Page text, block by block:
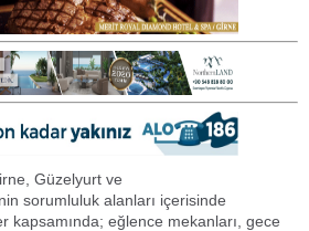
Güzelyurt ve
sorumluluk alanları içerisinde
kapsamında; eğlence mekanları, gece